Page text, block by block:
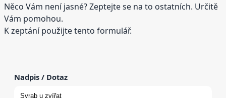
Něco Vám není jasné? Zeptejte se na to ostatních. Určitě
Vám pomohou.
K zeptání použijte tento formulář.
Nadpis / Dotaz